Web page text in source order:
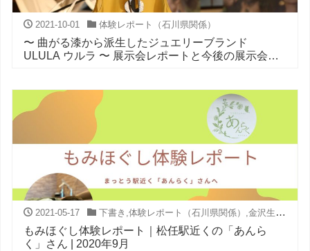
2021-10-01 体験レポート（石川県関係）
〜 曲がる漆から派生したジュエリーブランド
ULULA ウルラ 〜 展示会レポートと今後の展示会参
2021-05-17 下書き ,体験レポート（石川県関係） ,金沢生活
もみほぐし体験レポート｜松任駅近くの「あんら
く」さん | 2020年9月